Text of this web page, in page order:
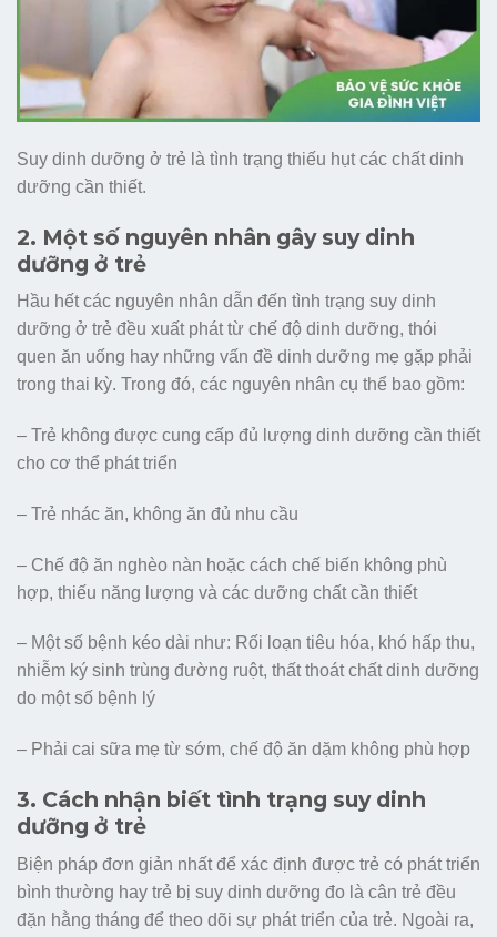
Suy dinh dưỡng ở trẻ là tình trạng thiếu hụt các chất dinh
dưỡng cần thiết.
2. Một số nguyên nhân gây suy dinh
dưỡng ở trẻ
Hầu hết các nguyên nhân dẫn đến tình trạng suy dinh
dưỡng ở trẻ đều xuất phát từ chế độ dinh dưỡng, thói
quen ăn uống hay những vấn đề dinh dưỡng mẹ gặp phải
trong thai kỳ. Trong đó, các nguyên nhân cụ thể bao gồm:
– Trẻ không được cung cấp đủ lượng dinh dưỡng cần thiết
cho cơ thể phát triển
– Trẻ nhác ăn, không ăn đủ nhu cầu
– Chế độ ăn nghèo nàn hoặc cách chế biến không phù
hợp, thiếu năng lượng và các dưỡng chất cần thiết
– Một số bệnh kéo dài như: Rối loạn tiêu hóa, khó hấp thu,
nhiễm ký sinh trùng đường ruột, thất thoát chất dinh dưỡng
do một số bệnh lý
– Phải cai sữa mẹ từ sớm, chế độ ăn dặm không phù hợp
3. Cách nhận biết tình trạng suy dinh
dưỡng ở trẻ
Biện pháp đơn giản nhất để xác định được trẻ có phát triển
bình thường hay trẻ bị suy dinh dưỡng đo là cân trẻ đều
đặn hằng tháng để theo dõi sự phát triển của trẻ. Ngoài ra,